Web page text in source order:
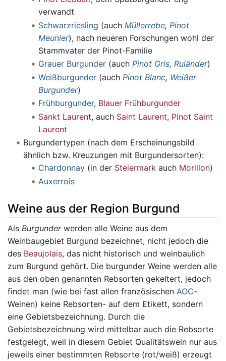
verwandt
Schwarzriesling (auch Müllerrebe, Pinot
Meunier), nach neueren Forschungen wohl der
Stammvater der Pinot-Familie
Grauer Burgunder (auchPinot Gris,Ruländer)
Weißburgunder (auch Pinot Blanc, Weißer
Burgunder)
Frühburgunder, Blauer Frühburgunder
Sankt Laurent, auch Saint Laurent, Pinot Saint
Laurent
Burgundertypen (nach dem Erscheinungsbild
ähnlich bzw. Kreuzungen mit Burgundersorten):
Chardonnay (in der Steiermark auch Morillon)
Auxerrois
Weine aus der Region Burgund
Als Burgunderwerden alle Weine aus dem
Weinbaugebiet Burgund bezeichnet, nicht jedoch die
des Beaujolais, das nicht historisch und weinbaulich
zum Burgund gehört. Die burgunder Weine werden alle
aus den oben genannten Rebsorten gekeltert, jedoch
findet man (wie bei fast allen französischen AOC-
Weinen) keine Rebsorten- auf dem Etikett, sondern
eine Gebietsbezeichnung. Durch die
Gebietsbezeichnung wird mittelbar auch die Rebsorte
festgelegt, weil in diesem Gebiet Qualitätswein nur aus
jeweils einer bestimmten Rebsorte (rot/weiß) erzeugt